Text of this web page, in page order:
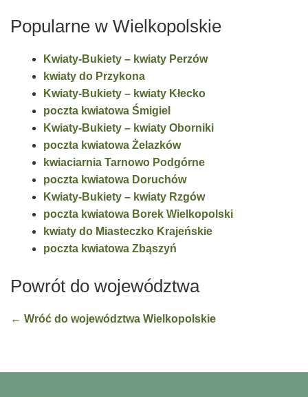
Popularne w Wielkopolskie
Kwiaty-Bukiety – kwiaty Perzów
kwiaty do Przykona
Kwiaty-Bukiety – kwiaty Kłecko
poczta kwiatowa Śmigiel
Kwiaty-Bukiety – kwiaty Oborniki
poczta kwiatowa Żelazków
kwiaciarnia Tarnowo Podgórne
poczta kwiatowa Doruchów
Kwiaty-Bukiety – kwiaty Rzgów
poczta kwiatowa Borek Wielkopolski
kwiaty do Miasteczko Krajeńskie
poczta kwiatowa Zbąszyń
Powrót do województwa
← Wróć do województwa Wielkopolskie